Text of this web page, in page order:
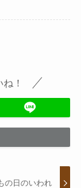
！
の日のいわれ